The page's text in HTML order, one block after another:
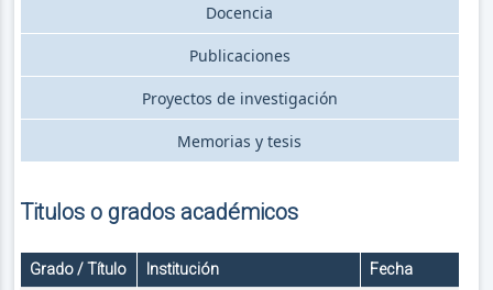
Docencia
Publicaciones
Proyectos de investigación
Memorias y tesis
Titulos o grados académicos
Grado / Título Institución Fecha